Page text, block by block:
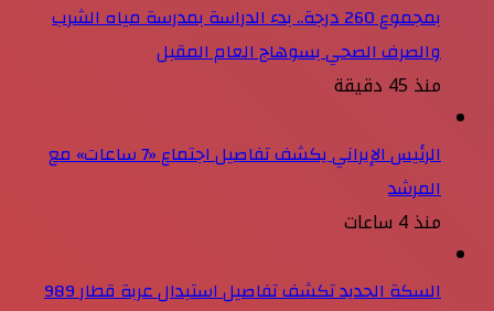
بمجموع 260 درجة.. بدء الدراسة بمدرسة مياه الشرب
والصرف الصحي بسوهاج العام المقبل
منذ 45 دقيقة
الرئيس الإيراني يكشف تفاصيل اجتماع «7 ساعات» مع
المرشد
منذ 4 ساعات
السكة الحديد تكشف تفاصيل استبدال عربة قطار 989